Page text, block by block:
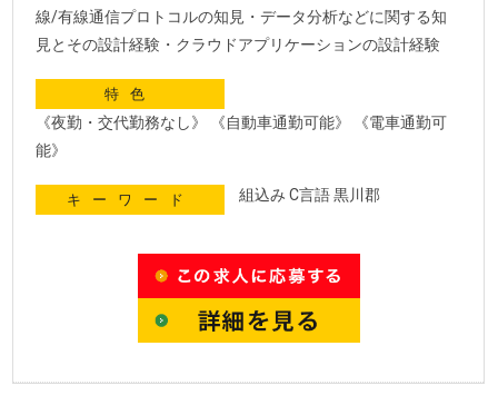
線/有線通信プロトコルの知見・データ分析などに関する知
見とその設計経験・クラウドアプリケーションの設計経験
特色
《夜勤・交代勤務なし》 《自動車通勤可能》 《電車通勤可
能》
キーワード 組込み C言語 黒川郡